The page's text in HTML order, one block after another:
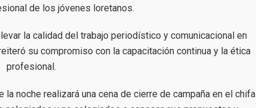
de los jóvenes loretanos.
la calidad del trabajo periodístico y comunicacional en
su compromiso con la capacitación continua y la ética
profesional.
la noche realizará una cena de cierre de campaña en el chifa